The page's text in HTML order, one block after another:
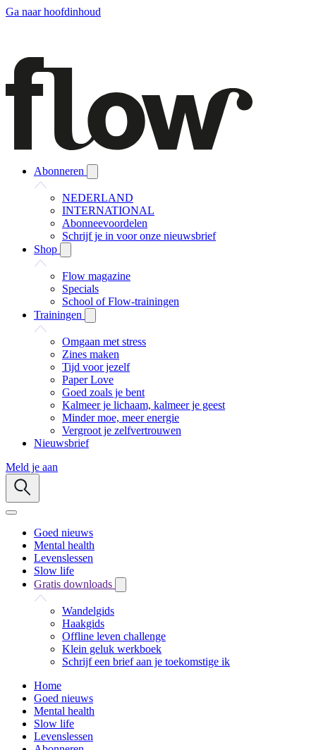
Ga naar hoofdinhoud
Abonneren
NEDERLAND
INTERNATIONAL
Abonneevoordelen
Schrijf je in voor onze nieuwsbrief
Shop
Flow magazine
Specials
School of Flow-trainingen
Trainingen
Omgaan met stress
Zines maken
Tijd voor jezelf
Paper Love
Goed zoals je bent
Kalmeer je lichaam, kalmeer je geest
Minder moe, meer energie
Vergroot je zelfvertrouwen
Nieuwsbrief
Meld je aan
Goed nieuws
Mental health
Levenslessen
Slow life
Gratis downloads
Wandelgids
Haakgids
Offline leven challenge
Klein geluk werkboek
Schrijf een brief aan je toekomstige ik
Home
Goed nieuws
Mental health
Slow life
Levenslessen